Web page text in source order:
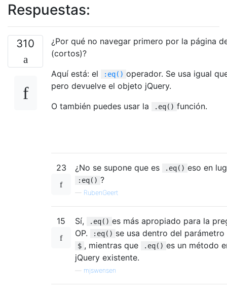
Respuestas:
310
¿Por qué no navegar primero por la página
(cortos)?
Aquí está: el
:eq() operador. Se usa igual
pero devuelve el objeto jQuery.
O también puedes usar la
.eq() función.
23 ¿No se supone que es .eq() eso en
:eq() ?
— RubenGeert
15 Sí, .eq() es más apropiado para la
OP.
:eq() se usa dentro del
$ , mientras que .eq() es un método
jQuery existente.
mjswensen